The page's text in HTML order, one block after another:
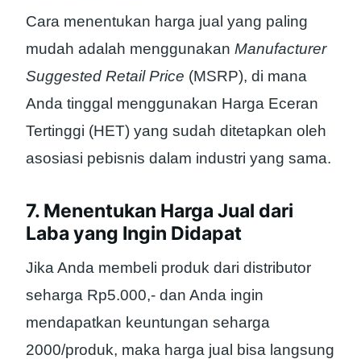
Cara menentukan harga jual yang paling
mudah adalah menggunakan Manufacturer
Suggested Retail Price (MSRP), di mana
Anda tinggal menggunakan Harga Eceran
Tertinggi (HET) yang sudah ditetapkan oleh
asosiasi pebisnis dalam industri yang sama.
7. Menentukan Harga Jual dari
Laba yang Ingin Didapat
Jika Anda membeli produk dari distributor
seharga Rp5.000,- dan Anda ingin
mendapatkan keuntungan seharga
2000/produk, maka harga jual bisa langsung